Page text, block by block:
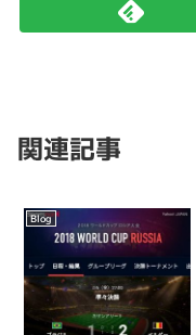
関連記事
Blog